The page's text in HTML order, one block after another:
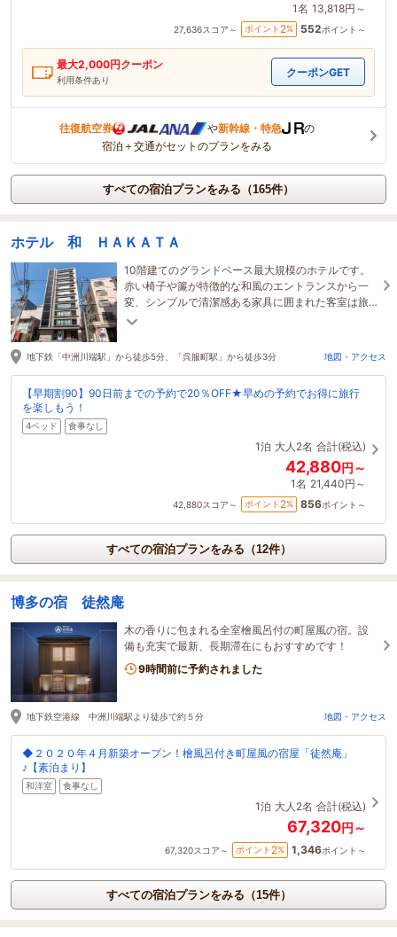
1名 13,818円～
27,636スコア～ ポイント 2% 552ポイント～
最大2,000円クーポン
利用条件あり
クーポンGET
往復航空券 や新幹線・特急
の
宿泊＋交通がセットのプランをみる
すべての宿泊プランをみる（165件）
ホテル 和 ＨＡＫＡＴＡ
10階建てのグランドベース最大規模のホテルです。
赤い椅子や簾が特徴的な和風のエントランスから一
変、シンプルで清潔感ある家具に囲まれた客室は旅
先の拠点としてだけでなく作業スペースとしてもお
地下鉄「中洲川端駅」から徒歩5分、「呉服町駅」から徒歩3分 地図・アクセス
【早期割90】90日前までの予約で20％OFF★早めの予約でお得に旅行
を楽しもう！
4ベッド 食事なし
1泊 大人2名 合計(税込)
42,880円～
1名 21,440円～
42,880スコア～ ポイント 2% 856ポイント～
すべての宿泊プランをみる（12件）
博多の宿 徒然庵
木の香りに包まれる全室檜風呂付の町屋風の宿。設
備も充実で最新、長期滞在にもおすすめです！
9時間前に予約されました
地下鉄空港線 中洲川端駅より徒歩で約５分 地図・アクセス
◆２０２０年４月新築オープン！檜風呂付き町屋風の宿屋「徒然庵」
♪【素泊まり】
和洋室 食事なし
1泊 大人2名 合計(税込)
67,320円～
67,320スコア～ ポイント 2% 1,346ポイント～
すべての宿泊プランをみる（15件）